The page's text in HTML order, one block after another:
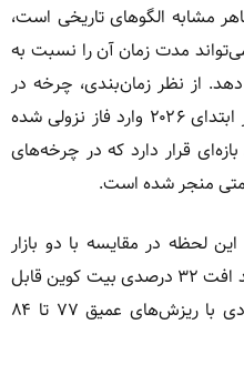
اگرچه در ظاهر مشابه الگوهای تاریخی است،
مدت زمان آن را نسبت به
ماهه تغییر دهد. از نظر زمان‌بندی، چرخه در
اواخر ۲۰۲۵ به اوج خود رسیده و از ابتدای ۲۰۲۶ وارد فاز نزولی شده
بازه‌ای قرار دارد که در چرخه‌های
منجر شده است.
لحظه در مقایسه با دو بازار
خرسی قبلی کمتر بوده است. هرچند افت ۳۲ درصدی بیت کوین قابل
توجه است، اما همچنان فاصله زیادی با ریزش‌های عمیق ۷۷ تا ۸۴